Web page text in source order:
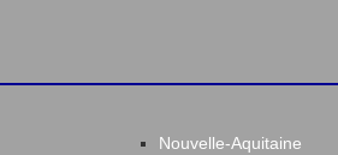
Nouvelle-Aquitaine